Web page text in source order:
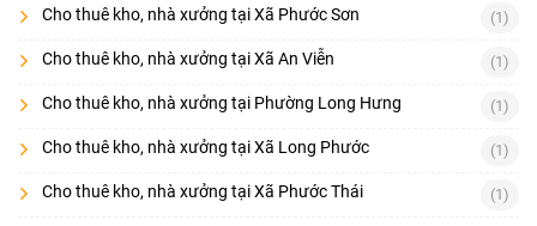
Cho thuê kho, nhà xưởng tại Xã Phước Sơn (1)
Cho thuê kho, nhà xưởng tại Xã An Viễn (1)
Cho thuê kho, nhà xưởng tại Phường Long Hưng (1)
Cho thuê kho, nhà xưởng tại Xã Long Phước (1)
Cho thuê kho, nhà xưởng tại Xã Phước Thái (1)